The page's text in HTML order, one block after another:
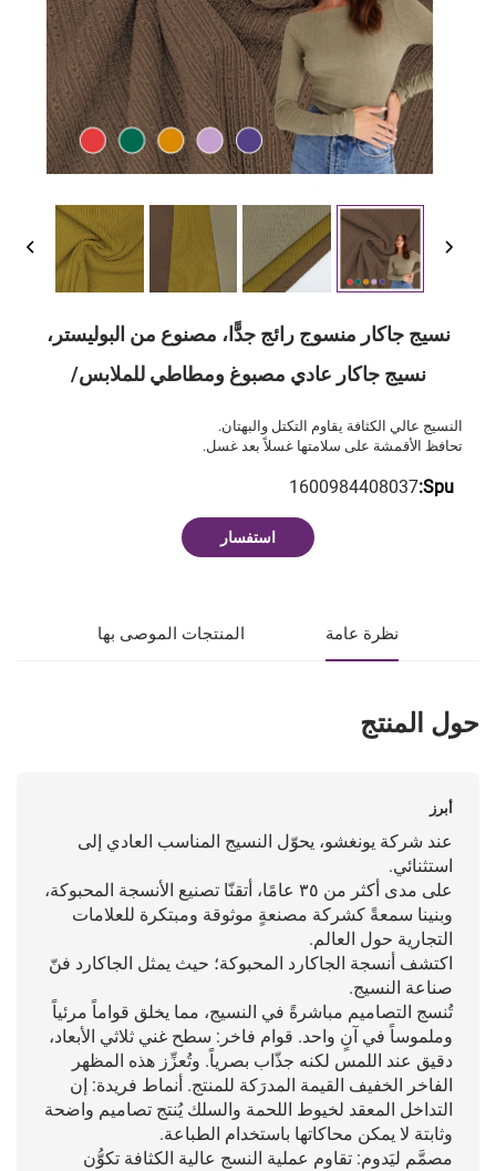
نسيج جاكار منسوج رائج جدًّا، مصنوع من البوليستر،
نسيج جاكار عادي مصبوغ ومطاطي للملابس/
النسيج عالي الكثافة يقاوم التكتل والبهتان.
تحافظ الأقمشة على سلامتها غسلاً بعد غسل.
Spu:
1600984408037
استفسار
نظرة عامة المنتجات الموصى بها
حول المنتج
أبرز
عند شركة يونغشو، يحوّل النسيج المناسب العادي إلى
استثنائي.
على مدى أكثر من ٣٥ عامًا، أتقنّا تصنيع الأنسجة المحبوكة،
وبنينا سمعةً كشركة مصنعةٍ موثوقة ومبتكرة للعلامات
التجارية حول العالم.
اكتشف أنسجة الجاكارد المحبوكة؛ حيث يمثل الجاكارد فنّ
صناعة النسيج.
تُنسج التصاميم مباشرةً في النسيج، مما يخلق قواماً مرئياً
وملموساً في آنٍ واحد. قوام فاخر: سطح غني ثلاثي الأبعاد،
دقيق عند اللمس لكنه جذّاب بصرياً. وتُعزِّز هذه المظهر
الفاخر الخفيف القيمة المدرَكة للمنتج. أنماط فريدة: إن
التداخل المعقد لخيوط اللحمة والسلك يُنتج تصاميم واضحة
وثابتة لا يمكن محاكاتها باستخدام الطباعة.
مصمَّم ليَدوم: تقاوم عملية النسج عالية الكثافة تكوُّن